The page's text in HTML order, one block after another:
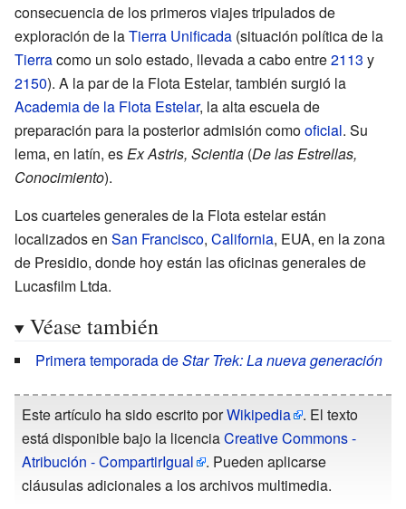
consecuencia de los primeros viajes tripulados de
exploración de laTierra Unificada (situación política de la
Tierracomo un solo estado, llevada a cabo entre2113 y
2150). A la par de la Flota Estelar, también surgió la
Academia de la Flota Estelar, la alta escuela de
preparación para la posterior admisión comooficial. Su
lema, en latín, esEx Astris, Scientia (De las Estrellas,
Conocimiento).
Los cuarteles generales de la Flota estelar están
localizados en San Francisco, California, EUA, en la zona
de Presidio, donde hoy están las oficinas generales de
Lucasfilm Ltda.
Véase también
Primera temporada deStar Trek: La nueva generación
Este artículo ha sido escrito porWikipedia
. El texto
está disponible bajo la licenciaCreative Commons -
Atribución - CompartirIgual
. Pueden aplicarse
cláusulas adicionales a los archivos multimedia.